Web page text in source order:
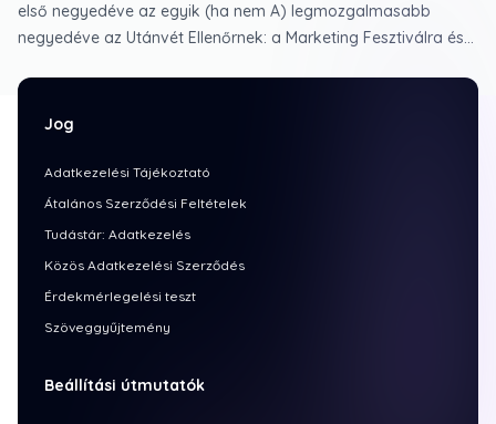
első negyedéve az egyik (ha nem A) legmozgalmasabb
negyedéve az Utánvét Ellenőrnek: a Marketing Fesztiválra és
év elejére, amit csak fokoz, hogy idén ProteCOD néven
"Utánvét Ellenőr menni külföld".
Jog
Adatkezelési Tájékoztató
Átalános Szerződési Feltételek
Tudástár: Adatkezelés
Közös Adatkezelési Szerződés
Érdekmérlegelési teszt
Szöveggyűjtemény
Beállítási útmutatók